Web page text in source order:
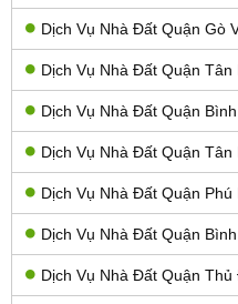
Dịch Vụ Nhà Đất Quận Gò
Dịch Vụ Nhà Đất Quận Tân
Dịch Vụ Nhà Đất Quận
Dịch Vụ Nhà Đất Quận Tân
Dịch Vụ Nhà Đất Quận Phú
Dịch Vụ Nhà Đất Quận
Dịch Vụ Nhà Đất Quận